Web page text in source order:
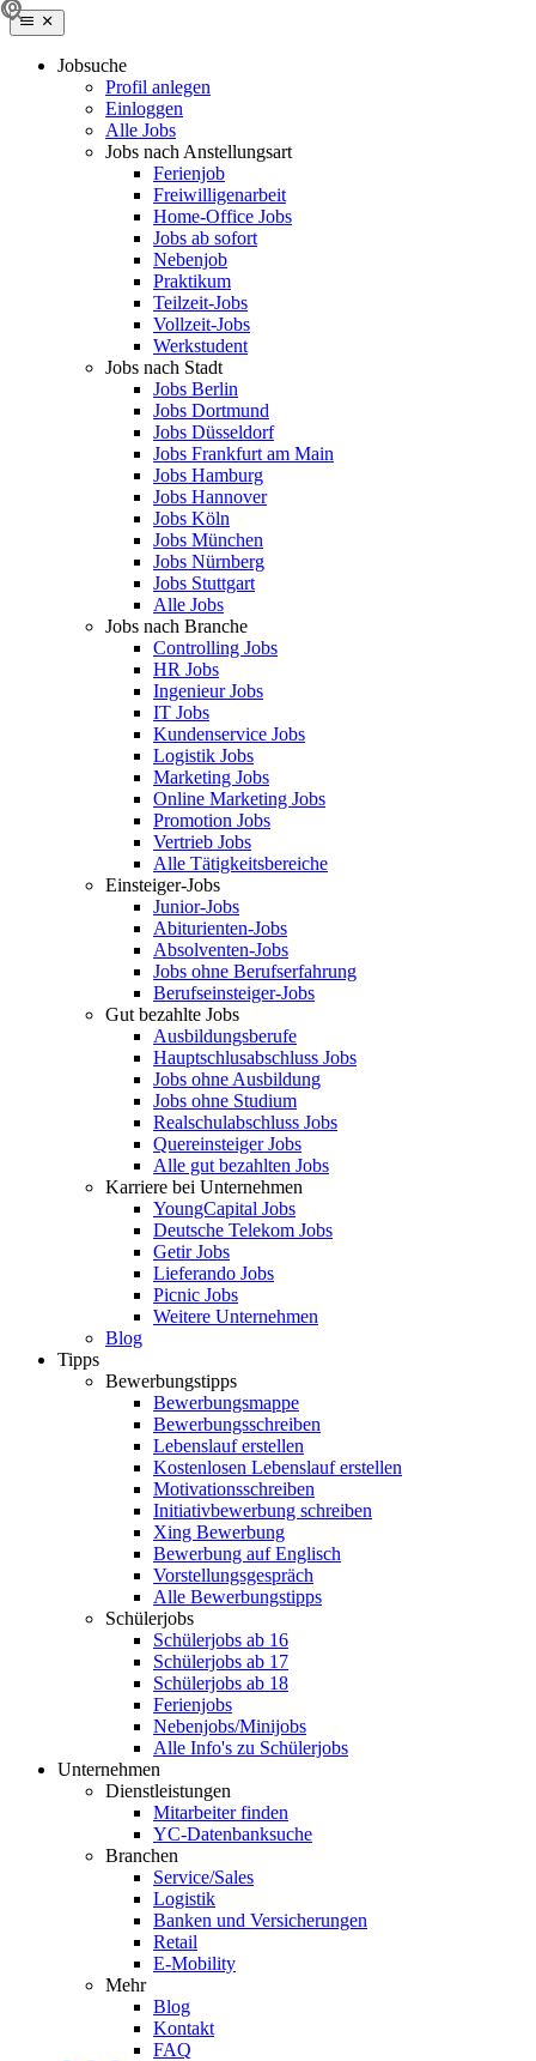
Jobsuche
Profil anlegen
Einloggen
Alle Jobs
Jobs nach Anstellungsart
Ferienjob
Freiwilligenarbeit
Home-Office Jobs
Jobs ab sofort
Nebenjob
Praktikum
Teilzeit-Jobs
Vollzeit-Jobs
Werkstudent
Jobs nach Stadt
Jobs Berlin
Jobs Dortmund
Jobs Düsseldorf
Jobs Frankfurt am Main
Jobs Hamburg
Jobs Hannover
Jobs Köln
Jobs München
Jobs Nürnberg
Jobs Stuttgart
Alle Jobs
Jobs nach Branche
Controlling Jobs
HR Jobs
Ingenieur Jobs
IT Jobs
Kundenservice Jobs
Logistik Jobs
Marketing Jobs
Online Marketing Jobs
Promotion Jobs
Vertrieb Jobs
Alle Tätigkeitsbereiche
Einsteiger-Jobs
Junior-Jobs
Abiturienten-Jobs
Absolventen-Jobs
Jobs ohne Berufserfahrung
Berufseinsteiger-Jobs
Gut bezahlte Jobs
Ausbildungsberufe
Hauptschlusabschluss Jobs
Jobs ohne Ausbildung
Jobs ohne Studium
Realschulabschluss Jobs
Quereinsteiger Jobs
Alle gut bezahlten Jobs
Karriere bei Unternehmen
YoungCapital Jobs
Deutsche Telekom Jobs
Getir Jobs
Lieferando Jobs
Picnic Jobs
Weitere Unternehmen
Blog
Tipps
Bewerbungstipps
Bewerbungsmappe
Bewerbungsschreiben
Lebenslauf erstellen
Kostenlosen Lebenslauf erstellen
Motivationsschreiben
Initiativbewerbung schreiben
Xing Bewerbung
Bewerbung auf Englisch
Vorstellungsgespräch
Alle Bewerbungstipps
Schülerjobs
Schülerjobs ab 16
Schülerjobs ab 17
Schülerjobs ab 18
Ferienjobs
Nebenjobs/Minijobs
Alle Info's zu Schülerjobs
Unternehmen
Dienstleistungen
Mitarbeiter finden
YC-Datenbanksuche
Branchen
Service/Sales
Logistik
Banken und Versicherungen
Retail
E-Mobility
Mehr
Blog
Kontakt
FAQ